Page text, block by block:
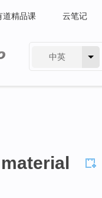
道精品课 云笔记
中英